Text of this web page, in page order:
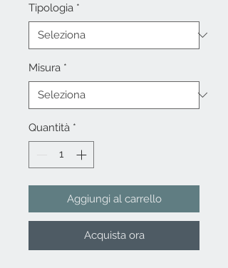
Tipologia *
Misura *
Quantità *
Aggiungi al carrello
Acquista ora